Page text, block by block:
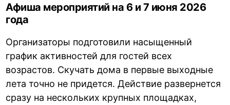
Афиша мероприятий на 6 и 7 июня 2026
года
Организаторы подготовили насыщенный
график активностей для гостей всех
возрастов. Скучать дома в первые выходные
лета точно не придется. Действие развернется
сразу на нескольких крупных площадках,